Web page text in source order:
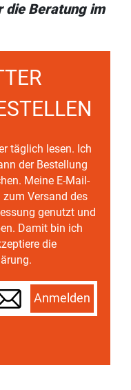
die Beratung im
täglich lesen. Ich
der Bestellung
Meine E-Mail-
Versand des
genutzt und
Damit bin ich
die
Anmelden